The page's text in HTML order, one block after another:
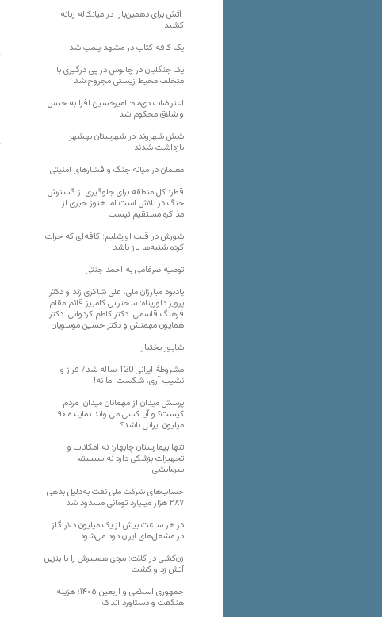
آتش برای دهمین‌بار، در میانکاله زبانه
کشید
یک کافه کتاب در مشهد پلمب شد
یک جنگلبان در چالوس در پی درگیری با
متخلف محیط زیستی مجروح شد
اعتراضات دی‌ماه؛ امیرحسین افرا به حبس
و شلاق محکوم شد
شش شهروند در شهرستان بهشهر
بازداشت شدند
معلمان در میانه جنگ و فشارهای امنیتی
قطر: کل منطقه برای جلوگیری از گسترش
جنگ در تلاش است اما هنوز خبری از
مذاکره مستقیم نیست
شورش در قلب اورشلیم؛ کافه‌ای که جرات
کرده شنبه‌ها باز باشد
توصیه ضرغامی به احمد جنتی
یادبود مبارزان ملی، علی شاکری زند و دکتر
پرویز داورپناه: سخنرانی کامبیز قائم مقام،
فرهنگ قاسمی، دکتر کاظم کردوانی، دکتر
همایون مهمنش و دکتر حسین موسویان
شاپور بختیار
مشروطۀ ایرانی 120 ساله شد/ فراز و
نشیب آری، شکست اما نه!
پرسش میدان از مهمانان میدان: مردم
کیست؟ و آیا کسی می‌تواند نماینده ۹۰
میلیون ایرانی باشد؟
تنها بیمارستان چابهار؛ نه امکانات و
تجهیزات پزشکی دارد نه سیستم
سرمایشی
حساب‌های شرکت ملی نفت به‌دلیل بدهی
۲۸۷ هزار میلیارد تومانی مسدود شد
در هر ساعت بیش از یک میلیون دلار گاز
در مشعل‌های ایران دود می‌شود
زن‌کشی در کلات؛ مردی همسرش را با بنزین
آتش زد و کشت
جمهوری اسلامی و اربعین ۱۴۰۵؛ هزینه
هنگفت و دستاورد اندک